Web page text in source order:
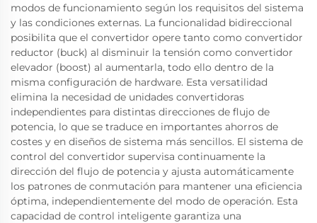
modos de funcionamiento según los requisitos del sistema
y las condiciones externas. La funcionalidad bidireccional
posibilita que el convertidor opere tanto como convertidor
reductor (buck) al disminuir la tensión como convertidor
elevador (boost) al aumentarla, todo ello dentro de la
misma configuración de hardware. Esta versatilidad
elimina la necesidad de unidades convertidoras
independientes para distintas direcciones de flujo de
potencia, lo que se traduce en importantes ahorros de
costes y en diseños de sistema más sencillos. El sistema de
control del convertidor supervisa continuamente la
dirección del flujo de potencia y ajusta automáticamente
los patrones de conmutación para mantener una eficiencia
óptima, independientemente del modo de operación. Esta
capacidad de control inteligente garantiza una